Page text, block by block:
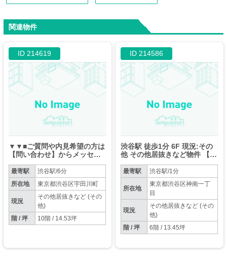
関連物件
ID 214619
▼▼■ご質問や内見希望の方は
【問い合わせ】からメッセー
電話はお控えください。
最寄駅
渋谷駅/6分
所在地
東京都渋谷区宇田川町
現況
その他居抜きなど (その
他)
階 / 坪
10階 / 14.53坪
ID 214586
渋谷駅 徒歩1分 6F 現況:その
他 その他居抜きなど物件 【飲
最寄駅 渋谷駅/1分
所在地
東京都渋谷区神南一丁
目
現況
その他居抜きなど (その
他)
階 / 坪
6階 / 13.45坪